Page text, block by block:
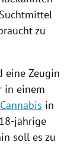
zu
eine Zeugin
in einem
Cannabis in
jährige
soll es zu